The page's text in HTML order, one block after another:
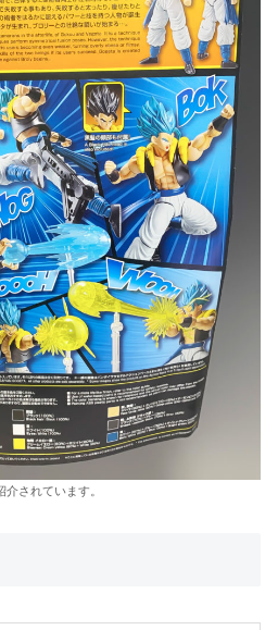
されています。